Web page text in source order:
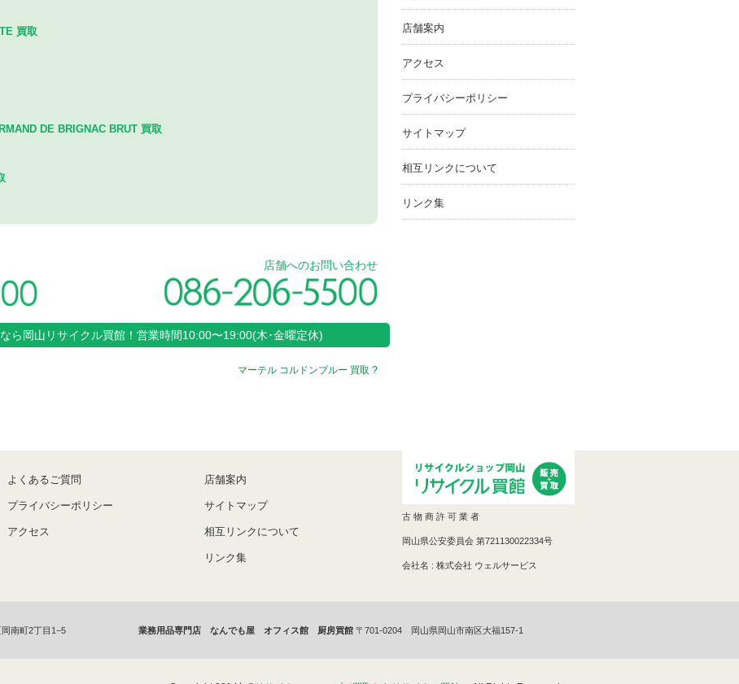
買取
DE BRIGNAC BRUT 買取
店舗へのお問い合わせ
ら 岡山 リサイクル買館！営業時間10:00〜19:00(木･金曜定休)
マーテル コルドンブルー 買取 ?
店舗案内
アクセス
プライバシーポリシー
サイトマップ
相互リンクについて
リンク集
よくあるご質問
プライバシーポリシー
アクセス
店舗案内
サイトマップ
相互リンクについて
リンク集
古 物 商 許 可 業 者
岡山県公安委員会 第721130022334号
会社名 : 株式会社 ウェルサービス
南町2丁目1−5 業務用品専門店 なんでも屋 オフィス館 厨房買館 〒701-0204 岡山県岡山市南区大福157-1